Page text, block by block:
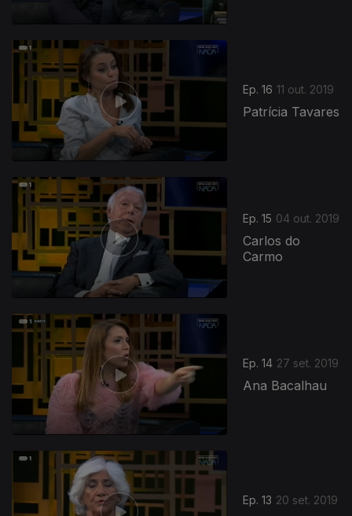
Ep. 16 11 out. 2019
Patrícia Tavares
Ep. 15 04 out. 2019
Carlos do
Carmo
Ep. 14 27 set. 2019
Ana Bacalhau
Ep. 13 20 set. 2019